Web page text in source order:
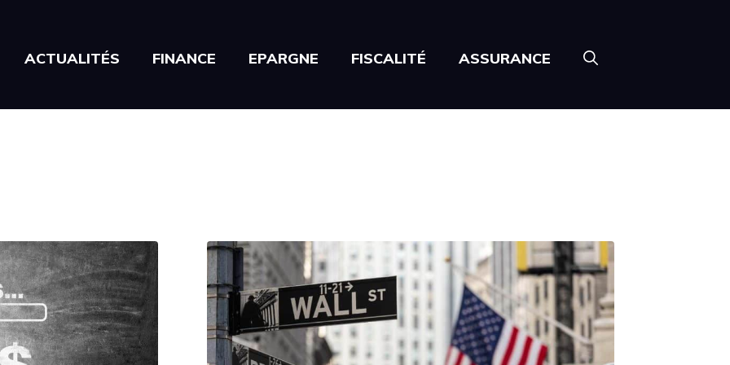
ACTUALITÉS FINANCE EPARGNE FISCALITÉ ASSURANCE